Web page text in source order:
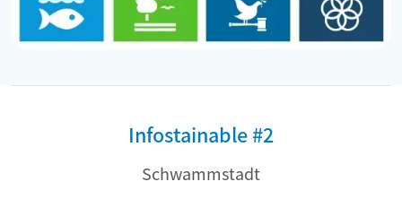
Infostainable #2
Schwammstadt